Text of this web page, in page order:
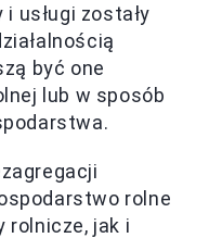
usługi zostały
być one
lub w sposób
rolne
rolnicze, jak i